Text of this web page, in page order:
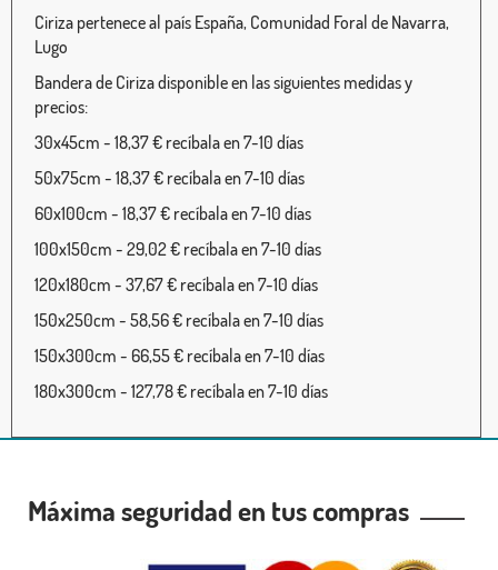
Ciriza pertenece al país España, Comunidad Foral de Navarra,
Lugo
Bandera de Ciriza disponible en las siguientes medidas y
precios:
30x45cm - 18,37 € recíbala en 7-10 días
50x75cm - 18,37 € recíbala en 7-10 días
60x100cm - 18,37 € recíbala en 7-10 días
100x150cm - 29,02 € recíbala en 7-10 días
120x180cm - 37,67 € recíbala en 7-10 días
150x250cm - 58,56 € recíbala en 7-10 días
150x300cm - 66,55 € recíbala en 7-10 días
180x300cm - 127,78 € recíbala en 7-10 días
Máxima seguridad en tus compras